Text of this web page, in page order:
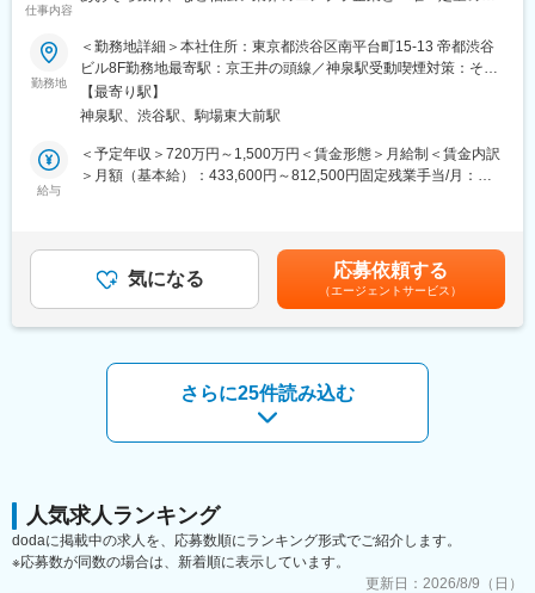
組織の本質的な可能性をひらくと考えています。
■業務の特徴：
当社のビジネスモデルはサブスクリプションのため、事業の要と
なるのがカスタマーサクセス、と呼ばれる顧客満足度を向上させ
る業務になります。その他にもリリース前後のサポートや、利用
率向上を図るオンボーディングや、営業と同行し、プロダクト導
◆優秀なメンバーが揃っていることや、ギブリーのDNAである
「Give&Give」が根付いていることから、とにかく人が良い！と
変更の範囲：会社の定める業務
仕事内容
■募集背景：
当社の生成AI活用コンサルティング事業は、多数の生成AI領域で
の支援実績とスピードを強みに事業を展開し、これまでに累計
5,000社、うち生成AI分野では1,000社以上を支援してきました。
現在、時価総額1,000億円での東証プライムまたはNASDAQ上場
を見据え、国内外での採用を強化しています。
ージャーとして中核的な役割を担っていただきます。
■具体的な業務内容：
ンタープライズ領域の営業戦略を策定・実行
・大型案件の折衝～提案を担い、案件クロージングを牽引
・約10名の営業チームを率い、KPI/予算管理やナレッジシェアを
・経営層～現場双方を巻き込み、ビジネス課題に対する最適なソ
クホルダーと連携し、総合的な顧客支援体制を構築
・受注後のエスカレーション対応やプロジェクト管理を担い、長
期的な顧客満足度向上と新規ビジネス機会を創出
※スキルに応じておまかせする領域をご相談させていただきます。
勤務地
＜勤務地詳細＞本社住所：東京都渋谷区南平台町15-13 帝都渋谷
ビル8F勤務地最寄駅：京王井の頭線／神泉駅受動喫煙対策：その
他（喫煙所あり、喫煙所以外全面禁煙）変更の範囲：会社の定め
る事業所（リモートワーク含む）
【最寄り駅】
神泉駅、渋谷駅、駒場東大前駅
給与
＜予定年収＞720万円～1,500万円＜賃金形態＞月給制＜賃金内訳
＞月額（基本給）：433,600円～812,500円固定残業手当/月：
現年収や能力、経験を考慮いたします。＜評価制度＞■評価・昇
進・昇給：年2回 ■インセンティブ制度あり賃金はあくまでも目
安の金額であり、選考を通じて上下する可能性があります。月給
(月額)は固定手当を含めた表記です。
気になる 応募依頼する
（エージェントサービス）
さらに25件読み込む
人気求人ランキング
dodaに掲載中の求人を、応募数順にランキング形式でご紹介します。
※応募数が同数の場合は、新着順に表示しています。
更新日： 2026/8/9（日）